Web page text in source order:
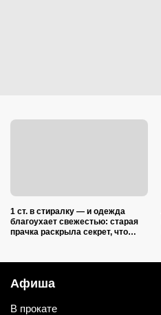
1 ст. в стиралку — и одежда
благоухает свежестью: старая
прачка раскрыла секрет, что
Афиша
В прокате